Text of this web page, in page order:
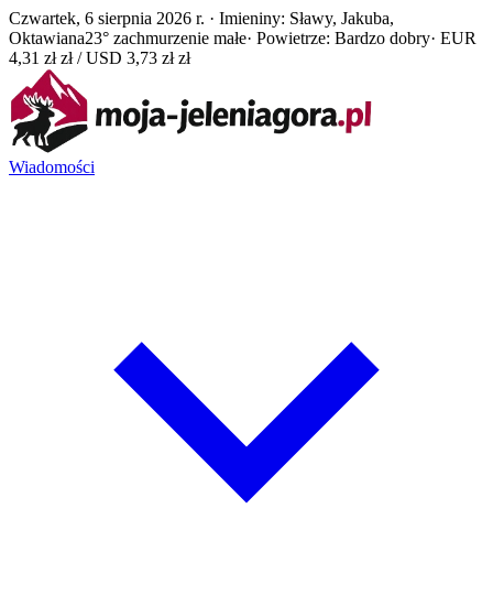
Czwartek, 6 sierpnia 2026 r. · Imieniny: Sławy, Jakuba,
Oktawiana23° zachmurzenie małe· Powietrze: Bardzo dobry· EUR
4,31 zł zł / USD 3,73 zł zł
Wiadomości